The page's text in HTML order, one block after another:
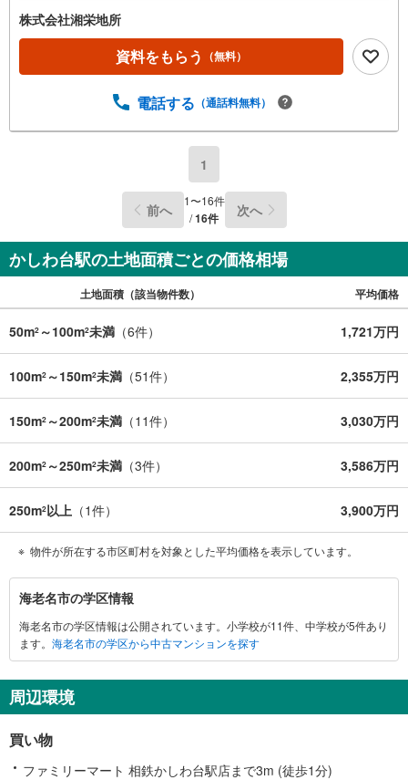
ー
ジ
保
る
株式会社湘栄地所
資料をもらう （無料）
電話する （通話料無料）
1
前へ 1〜16件
/16件 次へ
かしわ台駅の土地面積ごとの価格相場
土地面積（該当物件数） 平均価格
50m2 ～100m2未満 （6件） 1,721万円
100m2 ～150m2未満 （51件） 2,355万円
150m2 ～200m2未満 （11件） 3,030万円
200m2 ～250m2未満 （3件） 3,586万円
250m2以上 （1件） 3,900万円
物件が所在する市区町村を対象とした平均価格を表示しています。
海
老
名
市
関
す
情
報
海老名市の学区情報
海老名市の学区情報は公開されています。小学校が11件、中学校が5件あり
ます。 海老名市の学区から中古マンションを探す
周辺環境
買い物
ファミリーマート 相鉄かしわ台駅店まで3m (徒歩1分)